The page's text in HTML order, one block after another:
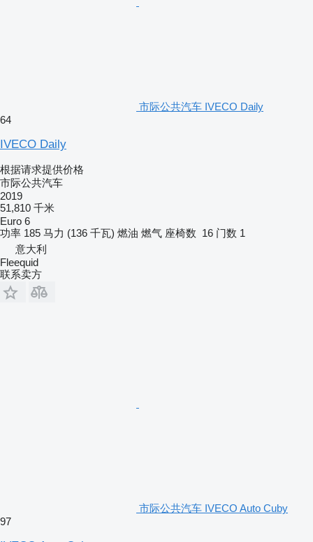
市际公共汽车 IVECO Daily
64
IVECO Daily
根据请求提供价格
市际公共汽车
2019
51,810 千米
Euro 6
功率 185 马力 (136 千瓦) 燃油 燃气 座椅数 16 门数 1
意大利
Fleequid
联系卖方
市际公共汽车 IVECO Auto Cuby
97